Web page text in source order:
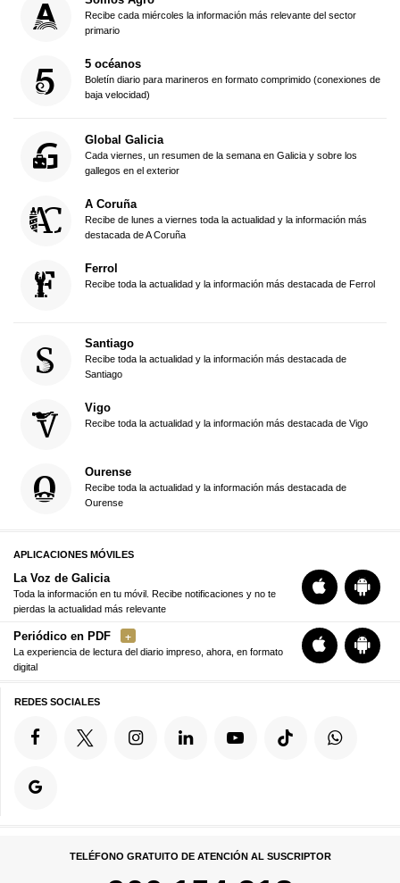
Recibe cada miércoles la información más relevante del sector
primario
5 océanos
Boletín diario para marineros en formato comprimido (conexiones de
baja velocidad)
Global Galicia
Cada viernes, un resumen de la semana en Galicia y sobre los
gallegos en el exterior
A Coruña
Recibe de lunes a viernes toda la actualidad y la información más
destacada de A Coruña
Ferrol
Recibe toda la actualidad y la información más destacada de Ferrol
Santiago
Recibe toda la actualidad y la información más destacada de
Santiago
Vigo
Recibe toda la actualidad y la información más destacada de Vigo
Ourense
Recibe toda la actualidad y la información más destacada de
Ourense
APLICACIONES MÓVILES
La Voz de Galicia
Toda la información en tu móvil. Recibe notificaciones y no te
pierdas la actualidad más relevante
Periódico en PDF
La experiencia de lectura del diario impreso, ahora, en formato
digital
REDES SOCIALES
TELÉFONO GRATUITO DE ATENCIÓN AL SUSCRIPTOR